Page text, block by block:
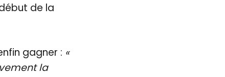
de la
gagner : «
la